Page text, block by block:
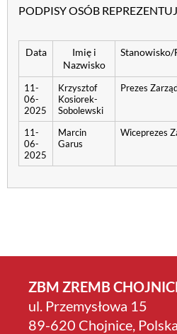
PODPISY OSÓB
Data
Imię i
Nazwisko
Stanowisko/
11-
06-
2025
Krzysztof
Kosiorek-
Sobolewski
Prezes
11-
06-
2025
Marcin
Garus
Wiceprezes
ZBM ZREMB
ul. Przemysłowa 15
89-620 Chojnice, Polska